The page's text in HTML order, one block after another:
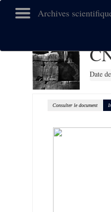
Archives
Date
Consulter le document